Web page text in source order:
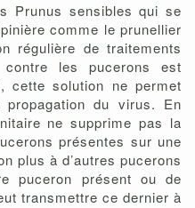
Prunus sensibles qui se
comme le prunellier
régulière de traitements
contre les pucerons est
cette solution ne permet
du virus. En
ne supprime pas la
présentes sur une
plus à d’autres pucerons
puceron présent ou de
transmettre ce dernier à